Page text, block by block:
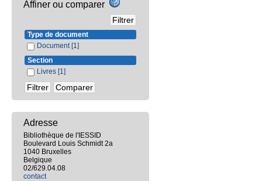
Affiner ou comparer
Type de document
Document [1]
Section
Livres [1]
Adresse
Bibliothèque de l'IESSID
Boulevard Louis Schmidt 2a
1040 Bruxelles
Belgique
02/629.04.08
contact